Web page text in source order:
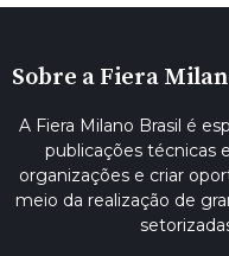
Sobre a Fiera
A Fiera Milano Brasil é
publicações técnicas
organizações e criar
meio da realização de